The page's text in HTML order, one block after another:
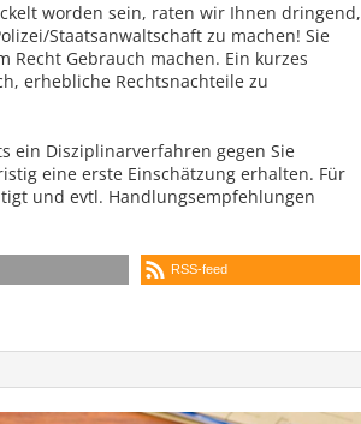
worden sein, raten wir Ihnen dringend,
Staatsanwaltschaft zu machen! Sie
Recht Gebrauch machen. Ein kurzes
erhebliche Rechtsnachteile zu
ein Disziplinarverfahren gegen Sie
eine erste Einschätzung erhalten. Für
und evtl. Handlungsempfehlungen
RSS-feed